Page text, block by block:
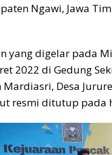
Ngawi, Jawa
yang digelar pada
2022 di Gedung
Mardiasri, Desa
resmi ditutup pada